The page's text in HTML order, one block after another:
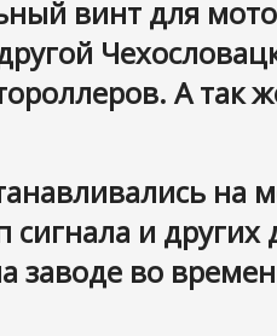
винт для
А так
на
сигнала и
заводе во